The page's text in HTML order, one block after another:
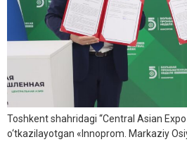
Toshkent shahridagi “Central Asian
o‘tkazilayotgan «Innoprom. Markaziy